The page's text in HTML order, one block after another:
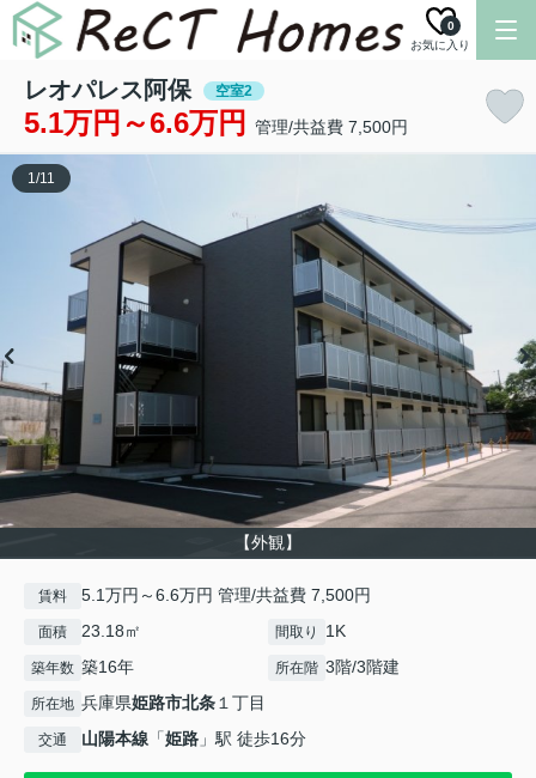
お気に入り
0
レオパレス阿保 空室2
5.1万円～6.6万円 管理/共益費 7,500円
【外観】
1/11
賃料 5.1万円～6.6万円 管理/共益費 7,500円
面積 23.18㎡ 間取り 1K
築年数 築16年 所在階 3階/3階建
所在地 兵庫県姫路市北条１丁目
交通 山陽本線 「姫路 」駅 徒歩16分